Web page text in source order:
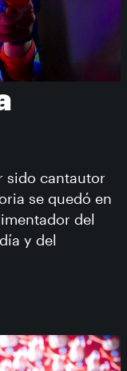
sido cantautor
se quedó en
del
y del